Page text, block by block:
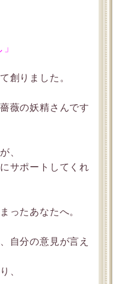
創りました。
薇の妖精さんです
、
サポートしてくれ
ったあなたへ。
自分の意見が言え
、